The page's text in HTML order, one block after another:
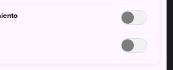
se encuentra el centro del
de Kagoshima, con enlaces a la
ciudades importantes de Kyushu.